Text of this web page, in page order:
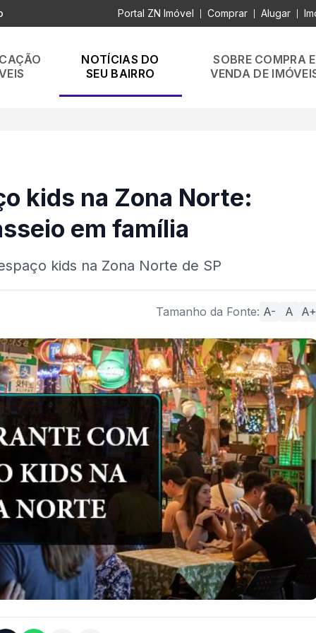
Portal ZN Imóvel Comprar Alugar
NOTÍCIAS DO
SEU BAIRRO
SOBRE COMPRA E
VENDA DE
kids na Zona Norte:
em família
kids na Zona Norte de SP
Tamanho da Fonte: A- A A+